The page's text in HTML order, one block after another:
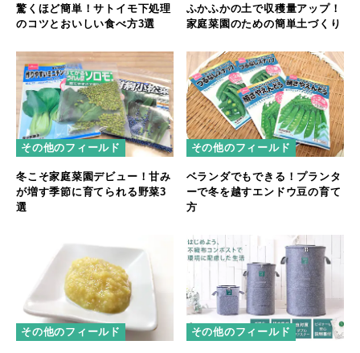
驚くほど簡単！サトイモ下処理
のコツとおいしい食べ方3選
ふかふかの土で収穫量アップ！
家庭菜園のための簡単土づくり
その他のフィールド
冬こそ家庭菜園デビュー！甘み
が増す季節に育てられる野菜3
選
その他のフィールド
ベランダでもできる！プランタ
ーで冬を越すエンドウ豆の育て
方
その他のフィールド その他のフィールド